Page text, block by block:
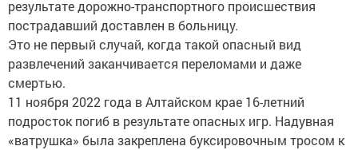
результате дорожно-транспортного происшествия
пострадавший доставлен в больницу.
Это не первый случай, когда такой опасный вид
развлечений заканчивается переломами и даже
смертью.
11 ноября 2022 года в Алтайском крае 16-летний
подросток погиб в результате опасных игр. Надувная
«ватрушка» была закреплена буксировочным тросом к